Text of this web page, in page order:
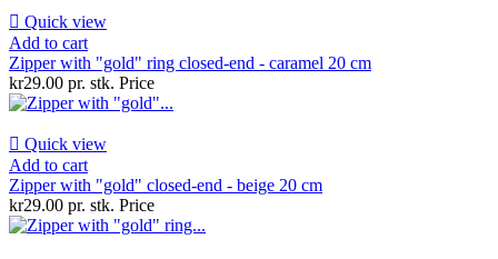
 Quick view
Add to cart
Zipper with "gold" ring closed-end - caramel 20 cm
kr29.00 pr. stk. Price
 Quick view
Add to cart
Zipper with "gold" closed-end - beige 20 cm
kr29.00 pr. stk. Price